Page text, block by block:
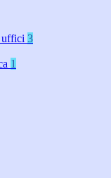
uffici 3
1